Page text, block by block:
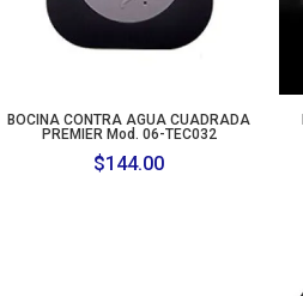
BOCINA CONTRA AGUA CUADRADA
PREMIER Mod. 06-TEC032
$144.00